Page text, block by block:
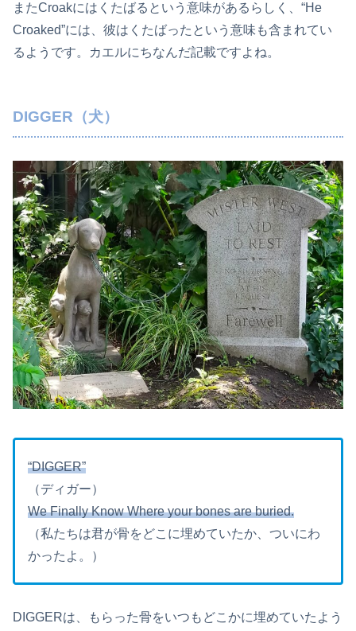
またCroakにはくたばるという意味があるらしく、“He
Croaked”には、彼はくたばったという意味も含まれてい
るようです。カエルにちなんだ記載ですよね。
DIGGER（犬）
“DIGGER”
（ディガー）
We Finally Know Where your bones are buried.
（私たちは君が骨をどこに埋めていたか、ついにわ
かったよ。）
DIGGERは、もらった骨をいつもどこかに埋めていたよう